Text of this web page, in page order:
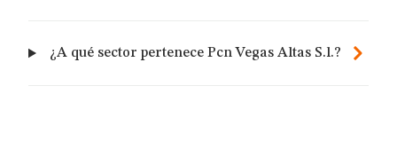
¿A qué sector pertenece Pcn Vegas Altas S.l.?